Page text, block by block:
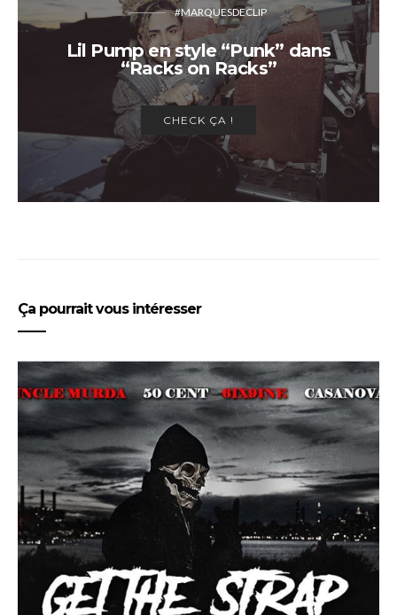
#MARQUESDECLIP
Lil Pump en style “Punk” dans
“Racks on Racks”
CHECK ÇA !
Ça pourrait vous intéresser